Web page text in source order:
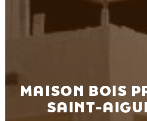
MAISON BOIS
SAINT-